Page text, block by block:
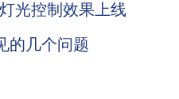
光控制效果上线
的几个问题